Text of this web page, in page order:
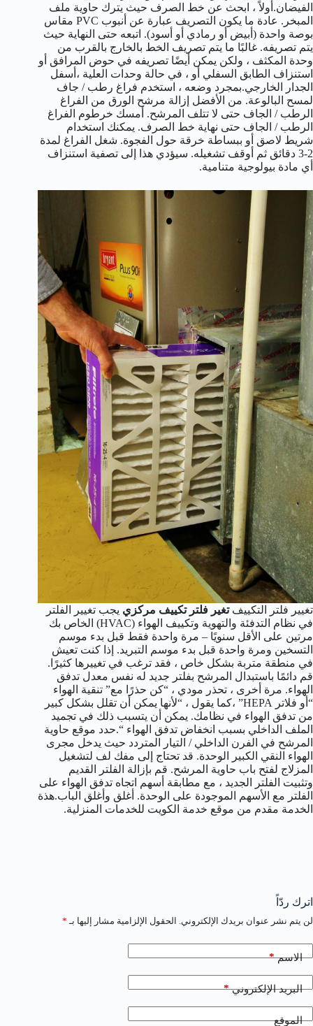
الفيضان.أولاً ، ابحث عن خط الصرف حيث يترك حاوية ملف
المبخر. عادة ما يكون التصريف عبارة عن أنبوب PVC مقاس
بوصة واحدة (أبيض أو رمادي أو أسود). اتبعه حتى النهاية حيث
يتم تصريفه. غالبًا ما يتم تصريف الخط بالخارج بالقرب من
وحدة المكثف ، ولكن يمكن أيضًا تصريفه في حوض المرافق أو
استنزاف الطابق السفلي أو ، في حالة وحدات العلية ،أسفل
الجدار الخارجي.بمجرد وضعه ، استخدم فراغ رطب / جاف
لمسح البالوعة. من الأفضل إزالة مرشح الورق من الفراغ
الرطب / الجاف حتى لا تتلف المرشح. أمسك خرطوم الفراغ
الرطب / الجاف حتى نهاية خط الصرف. يمكنك استخدام
شريط لاصق أو ببساطة خرقة حول الفجوة. شغل الفراغ لمدة
2-3 دقائق ثم أوقف تشغيله. سيؤدي هذا إلى تصفية استنزاف
أي مادة بيولوجية متنامية.
تغيير فلتر التكييفتغير فلتر تكييف مركزي يجب تغيير الفلتر
في نظام التدفئة والتهوية وتكييف الهواء (HVAC) الخاص بك
مرتين على الأقل سنويًا – مرة واحدة فقط قبل بدء موسم
التسخين ومرة واحدة قبل بدء موسم التبريد. إذا كنت تعيش
في منطقة متربة بشكل خاص ، فقد ترغب في تغييرها كثيرًا.
قم دائمًا باستبدال المرشح بفلتر جديد له نفس معدل تدفق
الهواء. مرة أخرى ، تحذر مودي ، “كن حذرًا مع” تنقية الهواء
“أو فلاتر HEPA” ،كما يقول ، “لأنها يمكن أن تقلل بشكل كبير
من تدفق الهواء في نظامك. يمكن أن يتسبب ذلك في تجميد
الملف الداخلي بسبب انخفاض تدفق الهواء “.حدد موقع حاوية
المرشح في الفرن الداخلي / التيار المتردد حيث يدخل مجرى
الهواء النقي الكبير الوحدة. قد تحتاج إلى مفك لف لتشغيل
المزلاج لفتح باب حاوية المرشح. قم بإزالة الفلتر القديم
وتثبيت الفلتر الجديد ، مع مطابقة أسهم اتجاه تدفق الهواء على
الفلتر مع الأسهم الموجودة على الوحدة. أغلق وأغلق الباب.هذة
الخدمة مقدم من موقع خدمة الكويت للخدمات المنزلية.
اترك ردّاً
لن يتم نشر عنوان بريدك الإلكتروني. الحقول الإلزامية مشار إليها بـ *
الاسم*
البريد الإلكتروني*
الموقع